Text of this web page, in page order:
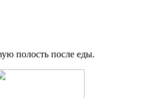
полость после еды.